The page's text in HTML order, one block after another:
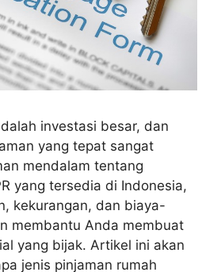
investasi besar, dan
yang tepat sangat
mendalam tentang
yang tersedia di Indonesia,
kekurangan, dan biaya-
membantu Anda membuat
yang bijak. Artikel ini akan
jenis pinjaman rumah